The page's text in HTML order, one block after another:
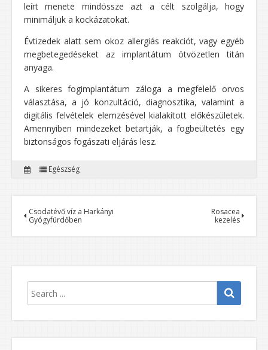
leírt menete mindössze azt a célt szolgálja, hogy
minimáljuk a kockázatokat.
Évtizedek alatt sem okoz allergiás reakciót, vagy egyéb
megbetegedéseket az implantátum ötvözetlen titán
anyaga.
A sikeres fogimplantátum záloga a megfelelő orvos
választása, a jó konzultáció, diagnosztika, valamint a
digitális felvételek elemzésével kialakított előkészületek.
Amennyiben mindezeket betartják, a fogbeültetés egy
biztonságos fogászati eljárás lesz.
Egészség
Csodatévő víz a Harkányi
Gyógyfürdőben
Rosacea
kezelés